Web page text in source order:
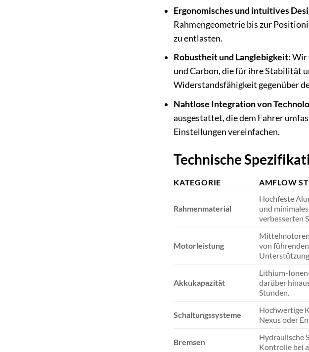
Ergonomisches und intuitives
Rahmengeometrie bis zur
zu entlasten.
Robustheit und Langlebigkeit:Wir
und Carbon, die für ihre Stabilität
Widerstandsfähigkeit gegenüber
Nahtlose Integration von
ausgestattet, die dem Fahrer
Einstellungen vereinfachen.
Technische
KATEGORIE AMFLOW
Rahmenmaterial
Hochfeste
und
verbesserten
Motorleistung
Mittelmotoren
von
Akkukapazität
Lithium-
darüber
Stunden.
Schaltungssysteme
Hochwertige
Nexus oder
Bremsen
Hydraulische
Kontrolle bei